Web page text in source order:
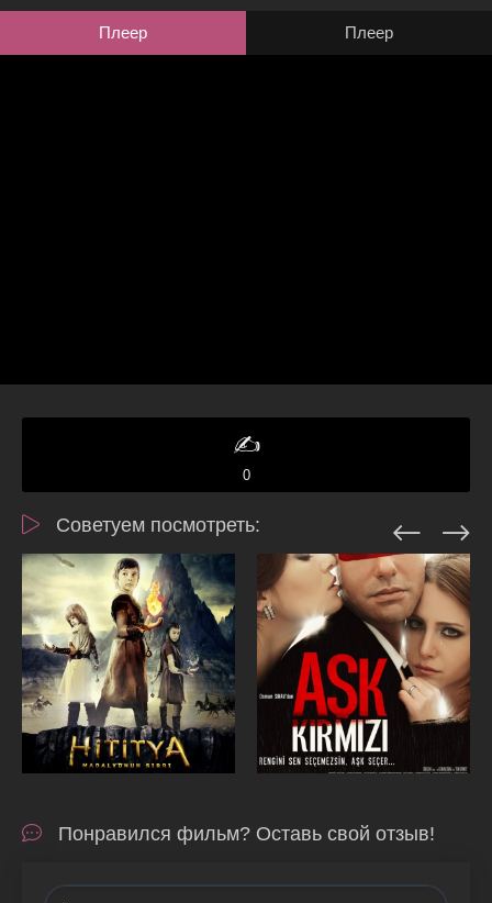
Плеер Плеер
✍️
0
Советуем посмотреть:
Понравился фильм? Оставь свой отзыв!